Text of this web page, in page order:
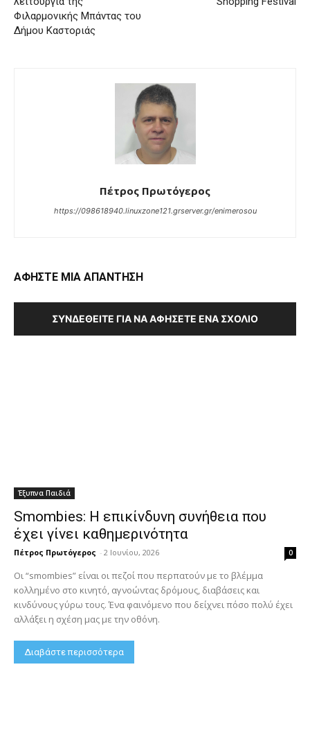
Φιλαρμονικής Μπάντας του
Δήμου Καστοριάς
Πέτρος Πρωτόγερος
https://098618940.linuxzone121.grserver.gr/enimerosou
ΑΦΗΣΤΕ ΜΙΑ ΑΠΑΝΤΗΣΗ
ΣΥΝΔΕΘΕΊΤΕ ΓΙΑ ΝΑ ΑΦΉΣΕΤΕ ΈΝΑ ΣΧΌΛΙΟ
Έξυπνα Παιδιά
Smombies: Η επικίνδυνη συνήθεια που
έχει γίνει καθημερινότητα
Πέτρος Πρωτόγερος - 2 Ιουνίου, 2026 0
Οι “smombies” είναι οι πεζοί που περπατούν με το βλέμμα
κολλημένο στο κινητό, αγνοώντας δρόμους, διαβάσεις και
κινδύνους γύρω τους. Ένα φαινόμενο που δείχνει πόσο πολύ έχει
αλλάξει η σχέση μας με την οθόνη.
Διαβάστε περισσότερα